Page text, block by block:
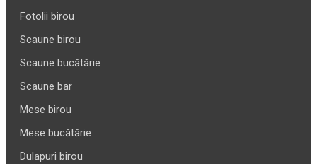
Fotolii birou
Scaune birou
Scaune bucătărie
Scaune bar
Mese birou
Mese bucătărie
Dulapuri birou